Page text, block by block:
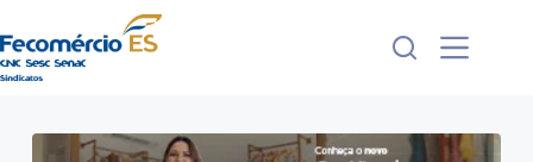
para
o
conteúdo